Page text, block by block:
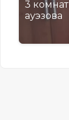
3
ауэзова